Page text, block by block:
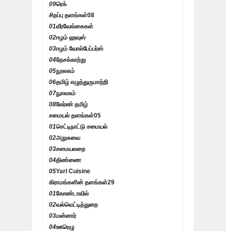
09ரெக்
சிறப்பு தளங்கள்08
01வீரவேங்கைகள்
02ஈழம் ஹவுஸ்
03ஈழம் வோல்பேப்பர்ஸ்
04தேசக்காற்று
05நூலகம்
06தமிழ் எழுத்துருமாற்றி
07நுாலகம்
08லேர்ண் தமிழ்
சமையல் தளங்கள்05
01செட்டிநாட்டு சமையல்
02அறுசுவை
03சமையலறை
04திண்ணை
05Yarl Cuisine
கிராமங்களின் தளங்கள்29
01கோண்டாவில்
02வல்வெட்டித்துறை
03மன்னார்
04ஊரெழு